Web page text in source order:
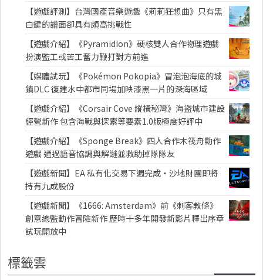
【遊戲評測】台灣國產音樂遊戲《莉莉狂想曲》只有黑
白鍵的譜面卻具有頗高挑戰性
【遊戲介紹】《Pyramidion》硬核雙人合作物理遊戲
扮演監工或苦工奮力鞭打對方前進
【媒體試玩】《Pokémon Pokopia》冒泡泡海底的城
鎮DLC 復建水中都市同場加映漆黑一片的深海區域
【遊戲介紹】《Corsair Cove 縱橫秘灣》海盜城市建設
經營新作 包含海戰與探索等要素1.0版極度好評中
【遊戲介紹】《Sponge Break》四人合作木筏舟動作
遊戲 通過語音協調與解謎並救助掉隊隊友
【遊戲新聞】EA 私有化交易下週完成・沙地財團即將
持有九成股份
【遊戲新聞】《1666: Amsterdam》前《刺客教條》
創意總監動作冒險新作 歷時十多年開發新影片釋出序章
試玩開放中
標籤雲